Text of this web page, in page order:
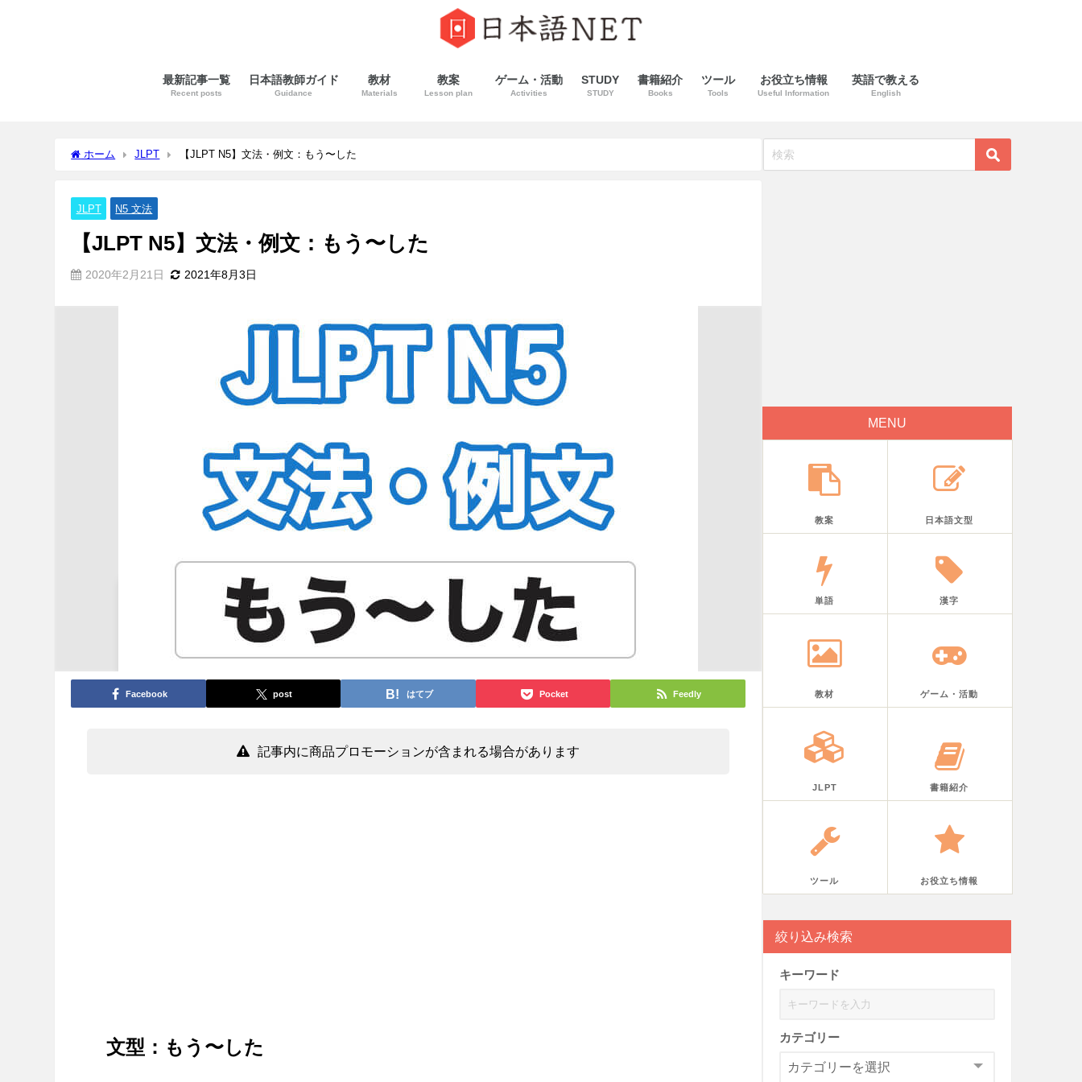
最新記事一覧
Recent posts
日本語教師ガイド
Guidance
教材
Materials
教案
Lesson plan
ゲーム・活動
Activities
STUDY
STUDY
書籍紹介
Books
ツール
Tools
お役立ち情報
Useful Information
英語で教える
English
ホーム JLPT 【JLPT N5】文法・例文：もう〜した
JLPT N5 文法
【JLPT N5】文法・例文：もう〜した
2020年2月21日 2021年8月3日
Facebook post はてブ Pocket Feedly
記事内に商品プロモーションが含まれる場合があります
文型：もう〜した
MENU
教案 日本語文型
単語 漢字
教材 ゲーム・活動
JLPT 書籍紹介
ツール お役立ち情報
絞り込み検索
キーワード
カテゴリー